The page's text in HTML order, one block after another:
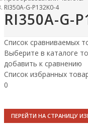
RI350A-G-P132K0-4
RI350A-G-
Список сравниваемых
Выберите в каталоге
добавить к сравнению
Список избранных
0
ПЕРЕЙТИ НА СТРАНИЦУ